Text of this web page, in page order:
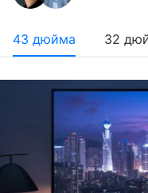
43 дюйма 32